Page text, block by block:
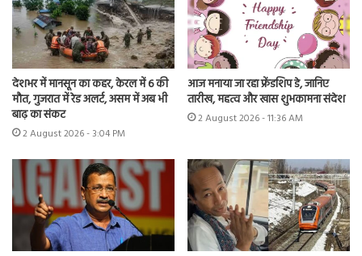
देशभर में मानसून का कहर, केरल में 6 की
मौत, गुजरात में रेड अलर्ट, असम में अब भी
बाढ़ का संकट
2 August 2026 - 3:04 PM
आज मनाया जा रहा फ्रेंडशिप डे, जानिए
तारीख, महत्व और खास शुभकामना संदेश
2 August 2026 - 11:36 AM